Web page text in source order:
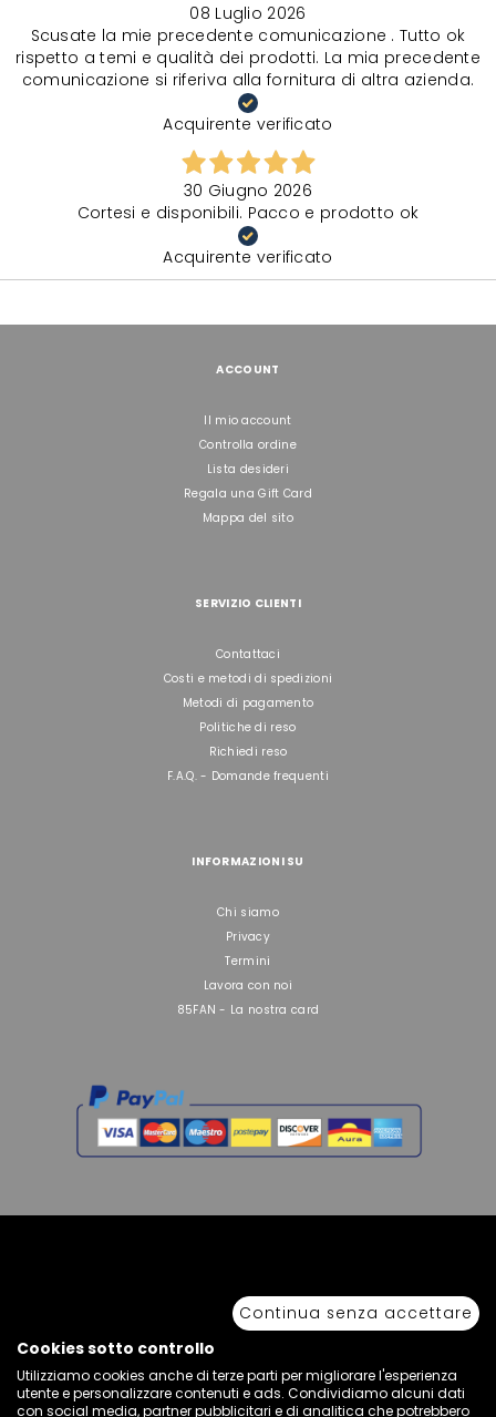
08 Luglio 2026
Scusate la mie precedente comunicazione . Tutto ok
rispetto a temi e qualità dei prodotti. La mia precedente
comunicazione si riferiva alla fornitura di altra azienda.
Acquirente verificato
30 Giugno 2026
Cortesi e disponibili. Pacco e prodotto ok
Acquirente verificato
ACCOUNT
Il mio account
Controlla ordine
Lista desideri
Regala una Gift Card
Mappa del sito
SERVIZIO CLIENTI
Contattaci
Costi e metodi di spedizioni
Metodi di pagamento
Politiche di reso
Richiedi reso
F.A.Q. - Domande frequenti
INFORMAZIONI SU
Chi siamo
Privacy
Termini
Lavora con noi
85FAN - La nostra card
anche parziale.
Via Piave Km 68,600 • 04100 Latina, Italia | P.IVA 01222400598 • N° REA LT -
77855
Continua senza accettare
Cookies sotto controllo
Utilizziamo cookies anche di terze parti per migliorare l'esperienza
utente e personalizzare contenuti e ads. Condividiamo alcuni dati
con social media, partner pubblicitari e di analitica che potrebbero